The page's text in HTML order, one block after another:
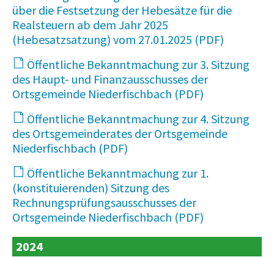
über die Festsetzung der Hebesätze für die
Realsteuern ab dem Jahr 2025
(Hebesatzsatzung) vom 27.01.2025
Öffentliche Bekanntmachung zur 3. Sitzung
des Haupt- und Finanzausschusses der
Ortsgemeinde Niederfischbach
Öffentliche Bekanntmachung zur 4. Sitzung
des Ortsgemeinderates der Ortsgemeinde
Niederfischbach
Öffentliche Bekanntmachung zur 1.
(konstituierenden) Sitzung des
Rechnungsprüfungsausschusses der
Ortsgemeinde Niederfischbach
2024